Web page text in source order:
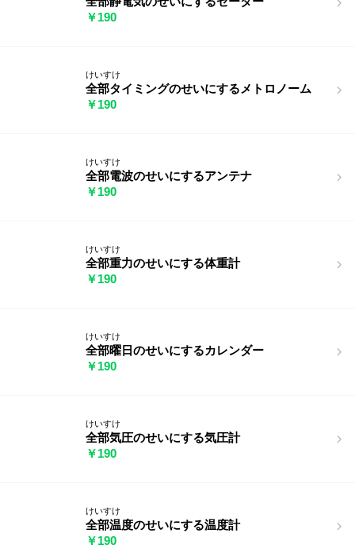
￥190
けいすけ
全部タイミングのせいにするメトロノーム
￥190
けいすけ
全部電波のせいにするアンテナ
￥190
けいすけ
全部重力のせいにする体重計
￥190
けいすけ
全部曜日のせいにするカレンダー
￥190
けいすけ
全部気圧のせいにする気圧計
￥190
けいすけ
全部温度のせいにする温度計
￥190